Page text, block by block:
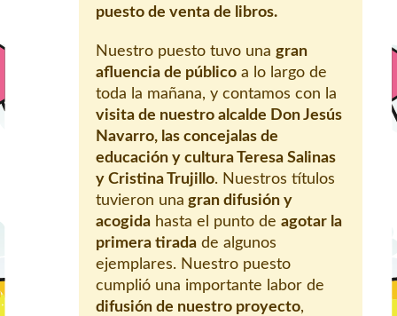
puesto de venta de libros.
Nuestro puesto tuvo una gran
afluencia de público a lo largo de
toda la mañana, y contamos con la
visita de nuestro alcalde Don Jesús
Navarro, las concejalas de
educación y cultura Teresa Salinas
y Cristina Trujillo. Nuestros títulos
tuvieron una gran difusión y
acogida hasta el punto de agotar la
primera tirada de algunos
ejemplares. Nuestro puesto
cumplió una importante labor de
difusión de nuestro proyecto,